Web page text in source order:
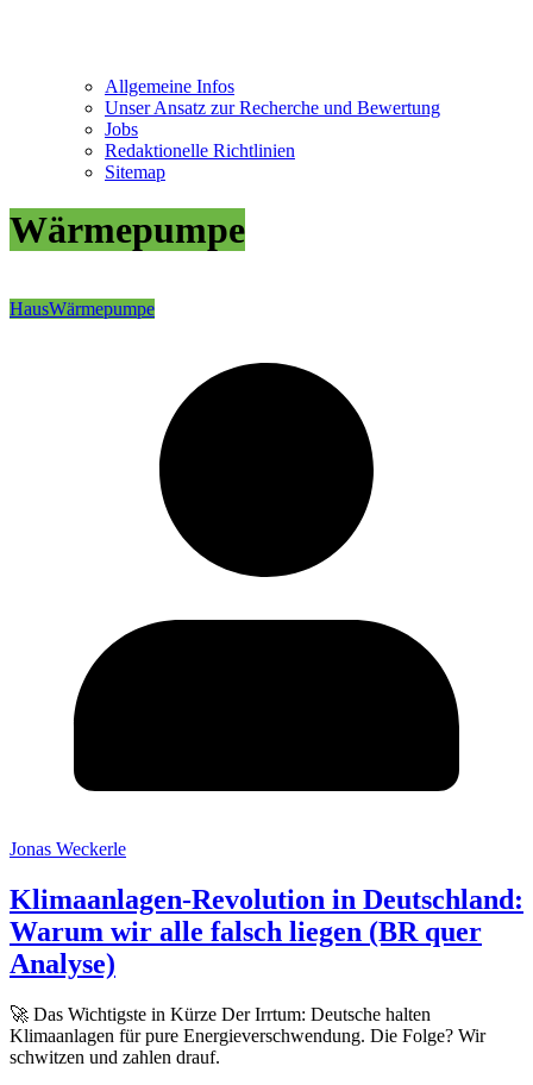
Allgemeine Infos
Unser Ansatz zur Recherche und Bewertung
Jobs
Redaktionelle Richtlinien
Sitemap
Wärmepumpe
HausWärmepumpe
Jonas Weckerle
Klimaanlagen-Revolution in Deutschland:
Warum wir alle falsch liegen (BR quer
Analyse)
🚀 Das Wichtigste in Kürze Der Irrtum: Deutsche halten
Klimaanlagen für pure Energieverschwendung. Die Folge? Wir
schwitzen und zahlen drauf.